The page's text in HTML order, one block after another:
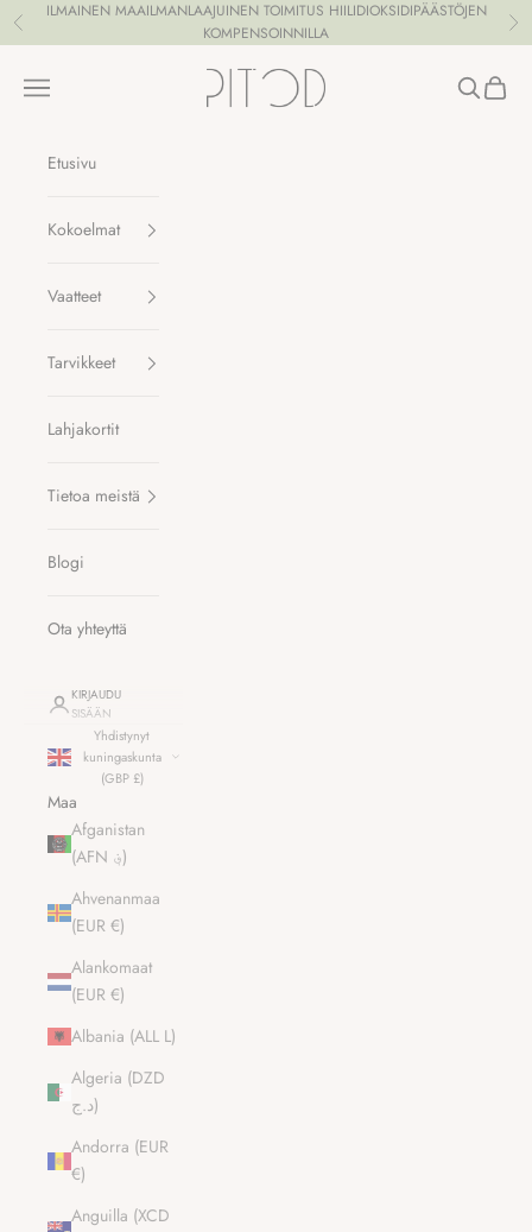
Siirry sisältöön
Edellinen
ILMAINEN MAAILMANLAAJUINEN TOIMITUS HIILIDIOKSIDIPÄÄSTÖJEN
KOMPENSOINNILLA
Pitod
Valikko Haku
Etusivu
Kokoelmat
Vaatteet
Tarvikkeet
Lahjakortit
Tietoa meistä
Blogi
Ota yhteyttä
KIRJAUDU
SISÄÄN
Yhdistynyt
kuningaskunta
(GBP £)
Maa
Afganistan
(AFN ؋)
Ahvenanmaa
(EUR €)
Alankomaat
(EUR €)
Albania (ALL L)
Algeria (DZD
د.ج)
Andorra (EUR
€)
Anguilla (XCD